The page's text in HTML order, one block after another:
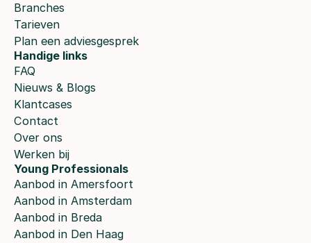
Branches
Tarieven
Plan een adviesgesprek
Handige links
FAQ
Nieuws & Blogs
Klantcases
Contact
Over ons
Werken bij
Young Professionals
Aanbod in Amersfoort
Aanbod in Amsterdam
Aanbod in Breda
Aanbod in Den Haag